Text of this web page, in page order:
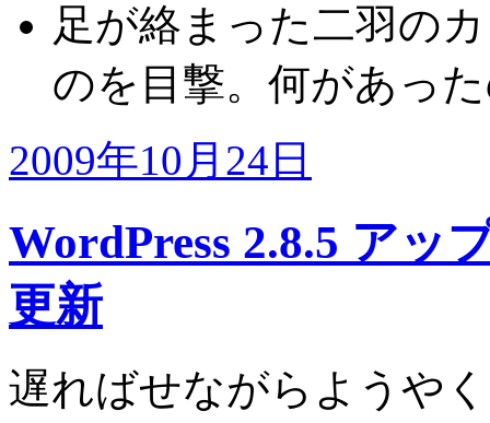
足が絡まった二羽の
のを目撃。何があっ
2009年10月24日
WordPress 2.8.5 アッ
更新
遅ればせながらようや